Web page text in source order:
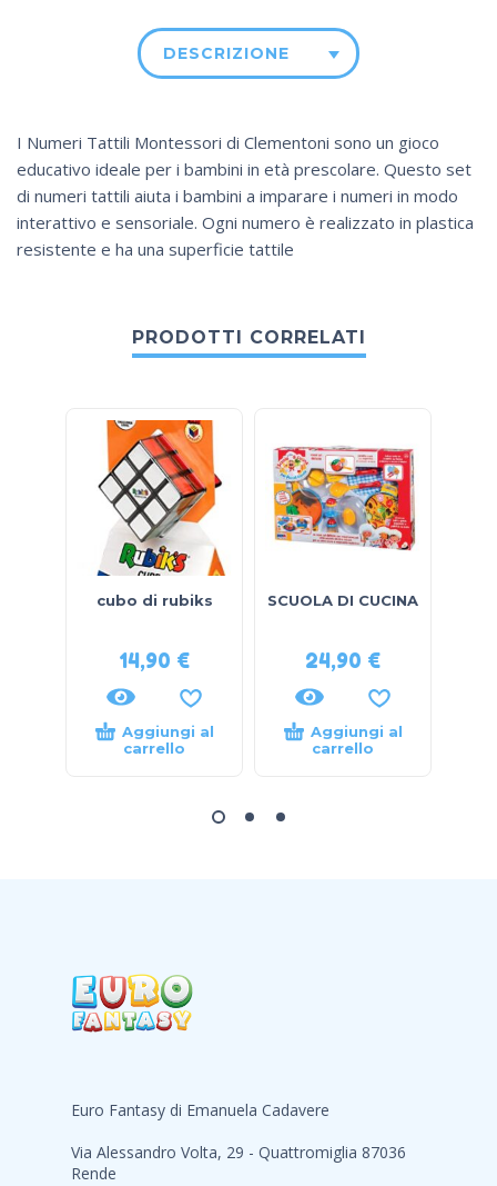
DESCRIZIONE
I Numeri Tattili Montessori di Clementoni sono un gioco
educativo ideale per i bambini in età prescolare. Questo set
di numeri tattili aiuta i bambini a imparare i numeri in modo
interattivo e sensoriale. Ogni numero è realizzato in plastica
resistente e ha una superficie tattile
PRODOTTI CORRELATI
cubo di rubiks
14,90 €
Aggiungi al
carrello
SCUOLA DI CUCINA
24,90 €
Aggiungi al
carrello
Euro Fantasy di Emanuela Cadavere
Via Alessandro Volta, 29 - Quattromiglia 87036
Rende